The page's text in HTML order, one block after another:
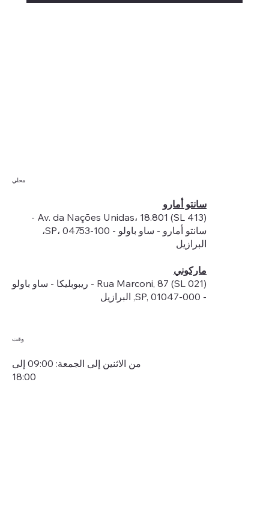
محلي
سانتو أمارو
Av. da Nações Unidas، 18.801 (SL 413) -
سانتو أمارو - ساو باولو - SP، 04753-100،
البرازيل
ماركوني
Rua Marconi, 87 (SL 021) - ريبوبليكا - ساو باولو
- SP, 01047-000, البرازيل
وقت
من الاثنين إلى الجمعة: 09:00 إلى
18:00